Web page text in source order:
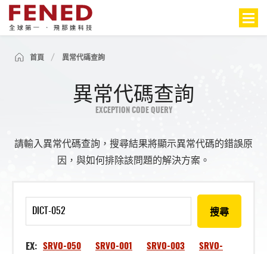
首頁 異常代碼查詢
異常代碼查詢
EXCEPTION CODE QUERY
請輸入異常代碼查詢，搜尋結果將顯示異常代碼的錯誤原
因，與如何排除該問題的解決方案。
搜尋
EX: SRVO-050 SRVO-001 SRVO-003
SRVO-